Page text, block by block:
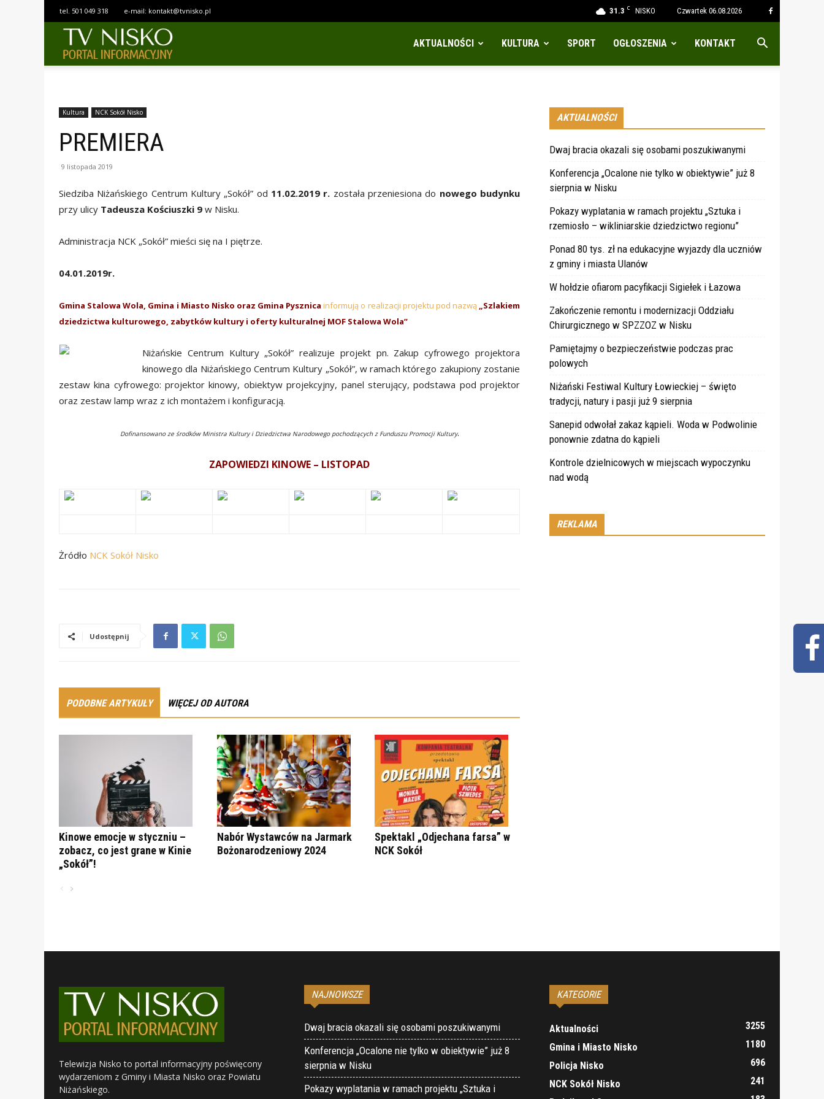
31.3 C NISKO Czwartek 06.08.2026
tel. 501 049 318 e-mail: kontakt@tvnisko.pl
AKTUALNOŚCI KULTURA SPORT OGŁOSZENIA KONTAKT
Kultura NCK Sokół Nisko
PREMIERA
9 listopada 2019
Siedziba Niżańskiego Centrum Kultury „Sokół” od 11.02.2019 r. została przeniesiona do nowego budynku
przy ulicy Tadeusza Kościuszki 9 w Nisku.
Administracja NCK „Sokół” mieści się na I piętrze.
04.01.2019r.
Gmina Stalowa Wola, Gmina i Miasto Nisko oraz Gmina Pysznica informują o realizacji projektu pod nazwą „Szlakiem
dziedzictwa kulturowego, zabytków kultury i oferty kulturalnej MOF Stalowa Wola”
Niżańskie Centrum Kultury „Sokół” realizuje projekt pn. Zakup cyfrowego projektora
kinowego dla Niżańskiego Centrum Kultury „Sokół”, w ramach którego zakupiony zostanie
zestaw kina cyfrowego: projektor kinowy, obiektyw projekcyjny, panel sterujący, podstawa pod projektor
oraz zestaw lamp wraz z ich montażem i konfiguracją.
Dofinansowano ze środków Ministra Kultury i Dziedzictwa Narodowego pochodzących z Funduszu Promocji Kultury.
ZAPOWIEDZI KINOWE – LISTOPAD
Żródło NCK Sokół Nisko
Udostępnij
PODOBNE ARTYKUŁY WIĘCEJ OD AUTORA
Kinowe emocje w styczniu –
zobacz, co jest grane w Kinie
„Sokół”!
Nabór Wystawców na Jarmark
Bożonarodzeniowy 2024
Spektakl „Odjechana farsa” w
NCK Sokół
AKTUALNOŚCI
Dwaj bracia okazali się osobami poszukiwanymi
Konferencja „Ocalone nie tylko w obiektywie” już 8
sierpnia w Nisku
Pokazy wyplatania w ramach projektu „Sztuka i
rzemiosło – wikliniarskie dziedzictwo regionu”
Ponad 80 tys. zł na edukacyjne wyjazdy dla uczniów
z gminy i miasta Ulanów
W hołdzie ofiarom pacyfikacji Sigiełek i Łazowa
Zakończenie remontu i modernizacji Oddziału
Chirurgicznego w SPZZOZ w Nisku
Pamiętajmy o bezpieczeństwie podczas prac
polowych
Niżański Festiwal Kultury Łowieckiej – święto
tradycji, natury i pasji już 9 sierpnia
Sanepid odwołał zakaz kąpieli. Woda w Podwolinie
ponownie zdatna do kąpieli
Kontrole dzielnicowych w miejscach wypoczynku
nad wodą
REKLAMA
Telewizja Nisko to portal informacyjny poświęcony
wydarzeniom z Gminy i Miasta Nisko oraz Powiatu
Niżańskiego.
NAJNOWSZE
Dwaj bracia okazali się osobami poszukiwanymi
Konferencja „Ocalone nie tylko w obiektywie” już 8
sierpnia w Nisku
Pokazy wyplatania w ramach projektu „Sztuka i
KATEGORIE
Aktualności
3255
Gmina i Miasto Nisko
1180
Policja Nisko
696
NCK Sokół Nisko
241